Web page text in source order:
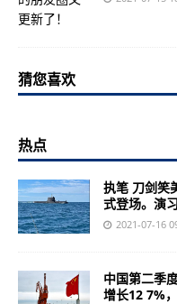
猜您喜欢
热点
执笔 刀剑笑
式登场。演
2021-07-16
中国第二季
增长12 7%